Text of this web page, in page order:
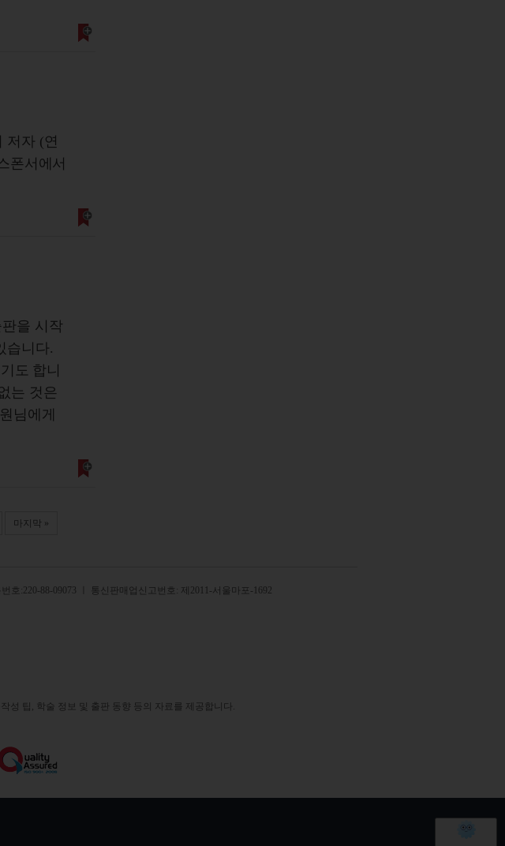
저자 (연
폰서에서
을 시작
습니다.
도 합니
는 것은
님에게
마지막 »
번호:220-88-09073 ㅣ 통신판매업신고번호: 제2011-서울마포-1692
성 팁, 학술 정보 및 출판 동향 등의 자료를 제공합니다.